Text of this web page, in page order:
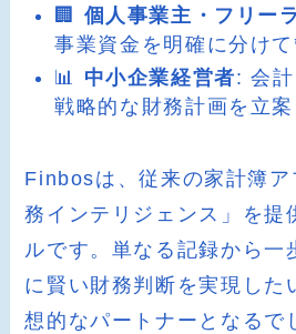
🏢 個人事業主・フリー
事業資金を明確に分け
📊 中小企業経営者: 会計
戦略的な財務計画を立
Finbosは、従来の家計簿ア
務インテリジェンス」を提
ルです。単なる記録から一
に賢い財務判断を実現した
想的なパートナーとなるで